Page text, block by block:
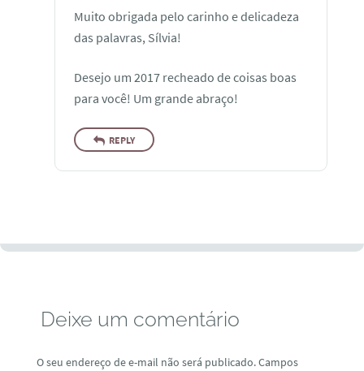
Muito obrigada pelo carinho e delicadeza
das palavras, Sílvia!
Desejo um 2017 recheado de coisas boas
para você! Um grande abraço!
REPLY
Deixe um comentário
O seu endereço de e-mail não será publicado.Campos